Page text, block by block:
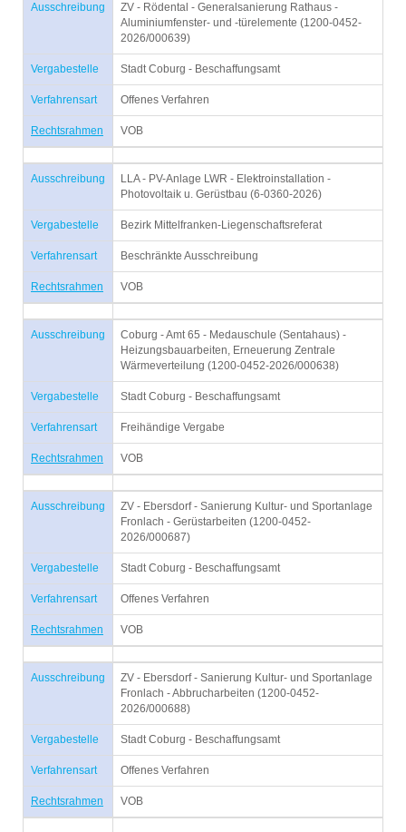
Ausschreibung
ZV - Rödental - Generalsanierung Rathaus -
Aluminiumfenster- und -türelemente (1200-0452-
2026/000639)
Vergabestelle Stadt Coburg - Beschaffungsamt
Verfahrensart Offenes Verfahren
Rechtsrahmen VOB
Ausschreibung
LLA - PV-Anlage LWR - Elektroinstallation -
Photovoltaik u. Gerüstbau (6-0360-2026)
Vergabestelle Bezirk Mittelfranken-Liegenschaftsreferat
Verfahrensart Beschränkte Ausschreibung
Rechtsrahmen VOB
Ausschreibung
Coburg - Amt 65 - Medauschule (Sentahaus) -
Heizungsbauarbeiten, Erneuerung Zentrale
Wärmeverteilung (1200-0452-2026/000638)
Vergabestelle Stadt Coburg - Beschaffungsamt
Verfahrensart Freihändige Vergabe
Rechtsrahmen VOB
Ausschreibung
ZV - Ebersdorf - Sanierung Kultur- und Sportanlage
Fronlach - Gerüstarbeiten (1200-0452-
2026/000687)
Vergabestelle Stadt Coburg - Beschaffungsamt
Verfahrensart Offenes Verfahren
Rechtsrahmen VOB
Ausschreibung
ZV - Ebersdorf - Sanierung Kultur- und Sportanlage
Fronlach - Abbrucharbeiten (1200-0452-
2026/000688)
Vergabestelle Stadt Coburg - Beschaffungsamt
Verfahrensart Offenes Verfahren
Rechtsrahmen VOB